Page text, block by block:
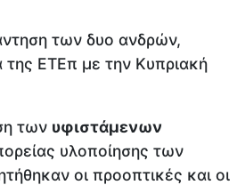
των δυο ανδρών,
της ΕΤΕπ με την Κυπριακή
των υφιστάμενων
υλοποίησης των
οι προοπτικές και οι